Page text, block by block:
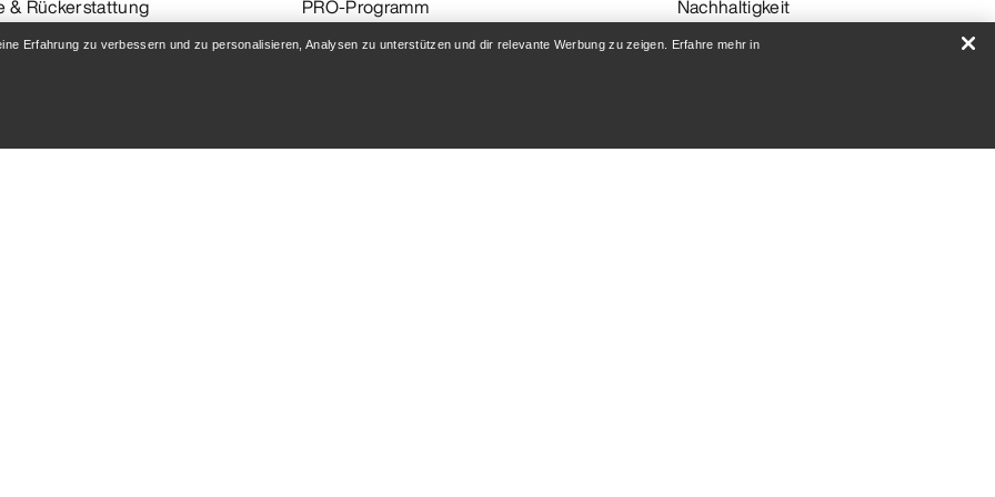
& Rückerstattung
PRO-Programm
ReBIRD™ WIEDERVERKAUF
Nachhaltigkeit
Karriere
Erfahrung zu verbessern und zu personalisieren, Analysen zu unterstützen und dir relevante Werbung zu zeigen. Erfahre mehr in